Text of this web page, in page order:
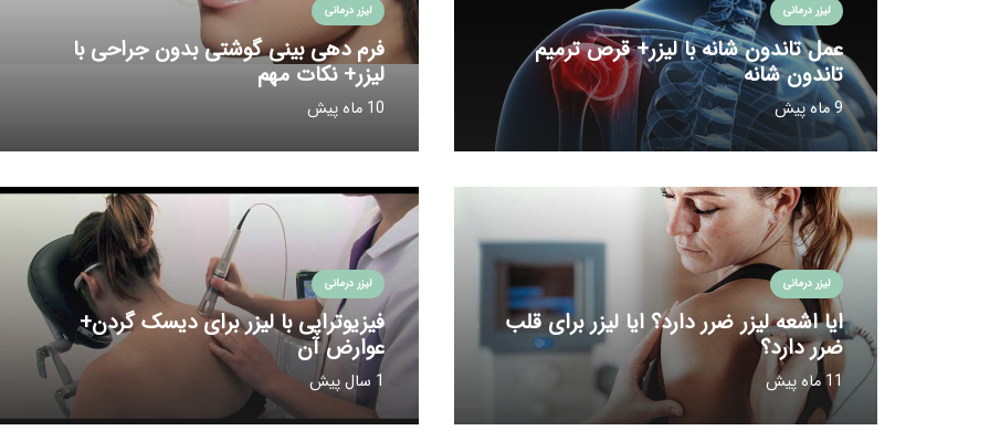
لیزر درمانی
عمل تاندون شانه با لیزر+ قرص ترمیم
تاندون شانه
9 ماه پیش
لیزر درمانی
فرم دهی بینی گوشتی بدون جراحی با
لیزر+ نکات مهم
10 ماه پیش
لیزر درمانی
ایا اشعه لیزر ضرر دارد؟ ایا لیزر برای قلب
ضرر دارد؟
11 ماه پیش
لیزر درمانی
فیزیوتراپی با لیزر برای دیسک گردن+
عوارض آن
1 سال پیش